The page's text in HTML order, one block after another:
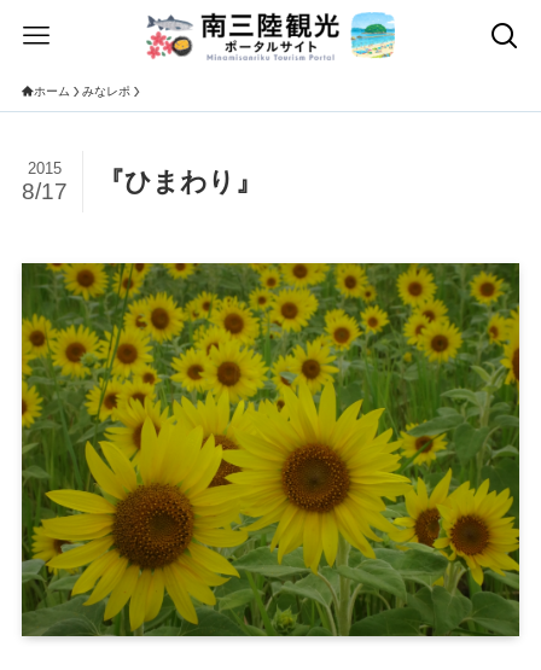
ホーム みなレポ
『ひまわり』
2015
8/17